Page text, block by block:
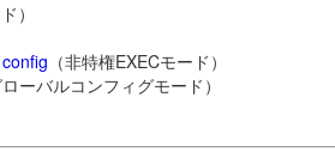
）
（非特権EXECモード）
ローバルコンフィグモード）